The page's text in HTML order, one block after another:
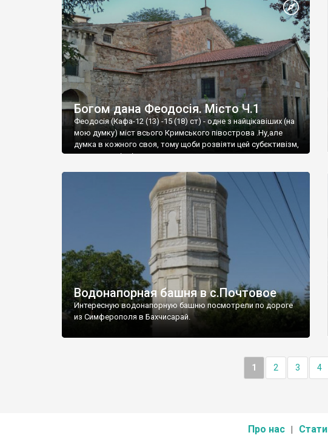
Богом дана Феодосія. Місто Ч.1
Феодосія (Кафа-12 (13) -15 (18) ст) - одне з найцікавіших (на
мою думку) міст всього Кримського півострова .Ну,але
думка в кожного своя, тому щоби розвіяти цей субєктивізм,
запрошую відвідати це
Водонапорная башня в с.Почтовое
Интересную водонапорную башню посмотрели по дороге
из Симферополя в Бахчисарай.
1 2 3 4
Про нас